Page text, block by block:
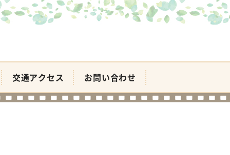
交通アクセス お問い合わせ